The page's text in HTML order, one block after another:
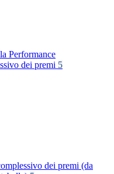
Performance
dei premi 5
dei premi (da